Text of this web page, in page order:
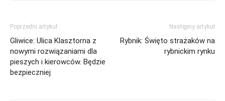
Poprzedni artykuł
Gliwice: Ulica Klasztorna z
nowymi rozwiązaniami dla
pieszych i kierowców. Będzie
bezpieczniej
Następny artykuł
Rybnik: Święto strażaków na
rybnickim rynku